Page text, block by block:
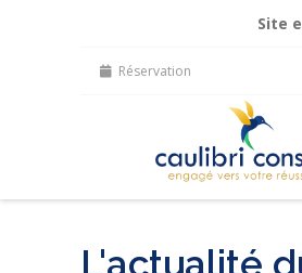
Site
Réservation
L'actualité